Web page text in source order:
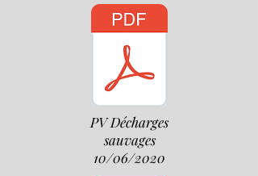
PV Décharges
sauvages
10/06/2020